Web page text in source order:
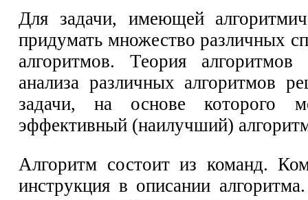
Для задачи, имеющей
придумать множество различных
алгоритмов. Теория алгоритмов
анализа различных алгоритмов
задачи, на основе которого
эффективный (наилучший)
Алгоритм состоит из команд.
инструкция в описании